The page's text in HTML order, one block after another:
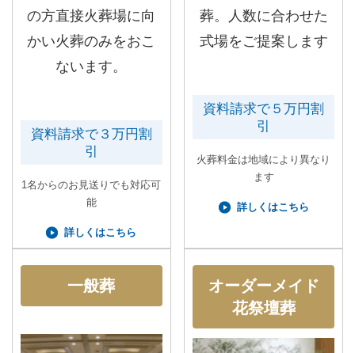
の方直接火葬場に向
かい火葬のみをおこ
ないます。
資料請求で３万円割
引
1名からのお見送りでも対応可
能
詳しくはこちら
葬。人数に合わせた
式場をご提案します
資料請求で５万円割
引
火葬料金は地域により異なり
ます
詳しくはこちら
一般葬
オーダーメイド
花祭壇葬